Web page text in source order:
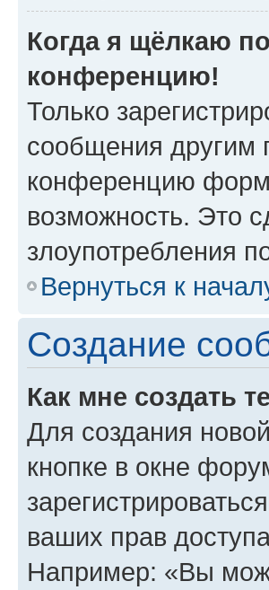
Когда я щёлкаю
конференцию!
Только
сообщения другим
конференцию
возможность. Это
злоупотребления
Вернуться к
Создание
Как мне создать
Для создания
кнопке в окне
ваших прав
Например: «Вы